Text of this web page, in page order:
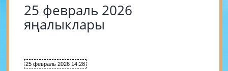
25 февраль 2026
яңалыклары
25 февраль 2026 14:28